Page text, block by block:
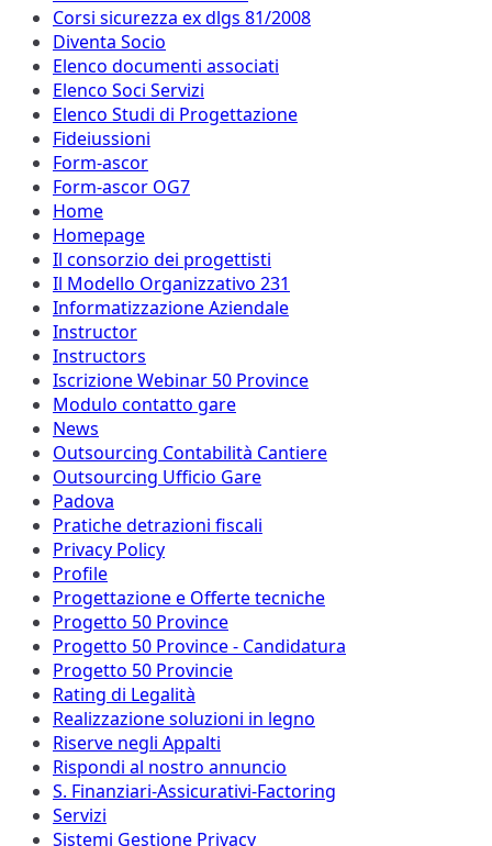
Corsi sicurezza ex dlgs 81/2008
Diventa Socio
Elenco documenti associati
Elenco Soci Servizi
Elenco Studi di Progettazione
Fideiussioni
Form-ascor
Form-ascor OG7
Home
Homepage
Il consorzio dei progettisti
Il Modello Organizzativo 231
Informatizzazione Aziendale
Instructor
Instructors
Iscrizione Webinar 50 Province
Modulo contatto gare
News
Outsourcing Contabilità Cantiere
Outsourcing Ufficio Gare
Padova
Pratiche detrazioni fiscali
Privacy Policy
Profile
Progettazione e Offerte tecniche
Progetto 50 Province
Progetto 50 Province - Candidatura
Progetto 50 Provincie
Rating di Legalità
Realizzazione soluzioni in legno
Riserve negli Appalti
Rispondi al nostro annuncio
S. Finanziari-Assicurativi-Factoring
Servizi
Sistemi Gestione Privacy